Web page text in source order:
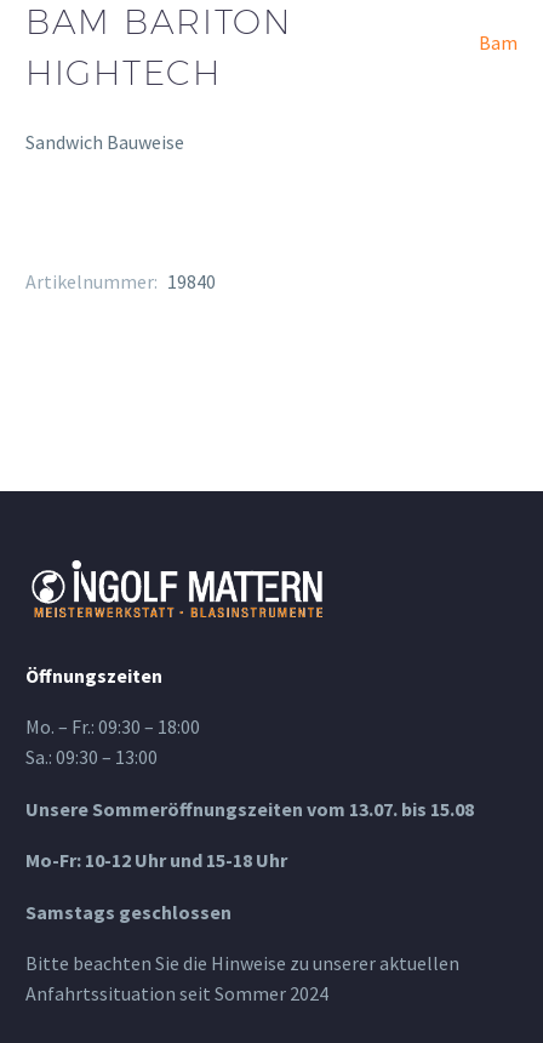
BAM BARITON
HIGHTECH
Bam
Sandwich Bauweise
Artikelnummer: 19840
Öffnungszeiten
Mo. – Fr.: 09:30 – 18:00
Sa.: 09:30 – 13:00
Unsere Sommeröffnungszeiten vom 13.07. bis 15.08
Mo-Fr: 10-12 Uhr und 15-18 Uhr
Samstags geschlossen
Bitte beachten Sie die Hinweise zu unserer aktuellen
Anfahrtssituation seit Sommer 2024